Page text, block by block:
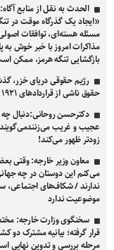
الحدث به نقل از منابع
«ایجاد یک گذرگاه موقت در
مسئله هسته‌ای، توافقات
مذاکرات امروز با خبر خوش به
بازگشایی تنگه هرمز، ممکن
رژیم حقوقی دریای خزر،
حقوق ناشی از قراردادهای ۱۹۲۱ و ۱۹۴۰ ایجادکند
دکترحسن روحانی:دنبال
عجیب و غریب
زودتر ظهور می‌کند!
معاون وزیر خارجه: وقتی
می‌کنم این دوستان در چه
ندارند / شکاف‌های اجتماعی،
موضوعیت ندارد
سخنگوی وزارت خارجه:
قرار گرفته؛ بیانیه مشترک
مرحله بررسی و تدوین نهایی